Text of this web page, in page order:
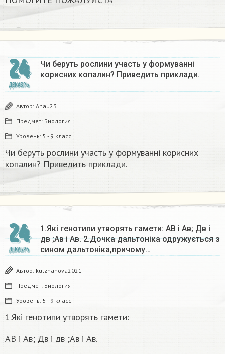
24
ДЕКАБРЬ
Чи беруть рослини участь у формуванні
корисних копалин? Приведить приклади.
Автор: Anau23
Предмет: Биология
Уровень: 5 - 9 класс
Чи беруть рослини участь у формуванні корисних
копалин? Приведить приклади.
24
ДЕКАБРЬ
1.Які генотипи утворять гамети: АВ і Ав; Дв і
дв ;Ав і Ав. 2.Дочка дальтоніка одружується з
сином дальтоніка,причому…
Автор: kutzhanova2021
Предмет: Биология
Уровень: 5 - 9 класс
1.Які генотипи утворять гамети:
АВ і Ав; Дв і дв ;Ав і Ав.